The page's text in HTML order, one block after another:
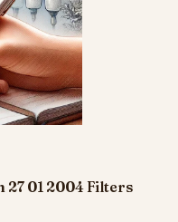
01 2004 Filters